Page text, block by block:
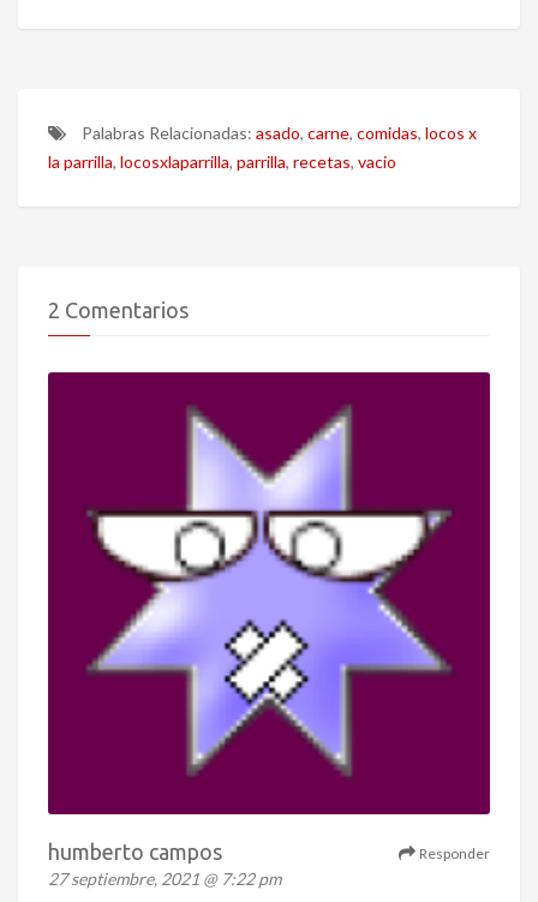
Palabras Relacionadas: asado, carne, comidas, locos x
la parrilla, locosxlaparrilla, parrilla, recetas, vacio
2 Comentarios
humberto campos
27 septiembre, 2021 @ 7:22 pm
Responder